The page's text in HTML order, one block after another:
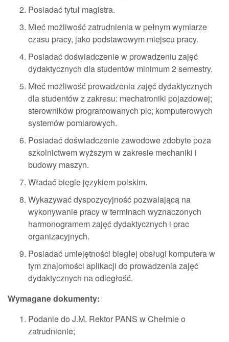
Posiadać tytuł magistra.
Mieć możliwość zatrudnienia w pełnym wymiarze
czasu pracy, jako podstawowym miejscu pracy.
Posiadać doświadczenie w prowadzeniu zajęć
dydaktycznych dla studentów minimum 2 semestry.
Mieć możliwość prowadzenia zajęć dydaktycznych
dla studentów z zakresu: mechatroniki pojazdowej;
sterowników programowanych plc; komputerowych
systemów pomiarowych.
Posiadać doświadczenie zawodowe zdobyte poza
szkolnictwem wyższym w zakresie mechaniki i
budowy maszyn.
Władać biegle językiem polskim.
Wykazywać dyspozycyjność pozwalającą na
wykonywanie pracy w terminach wyznaczonych
harmonogramem zajęć dydaktycznych i prac
organizacyjnych.
Posiadać umiejętności biegłej obsługi komputera w
tym znajomości aplikacji do prowadzenia zajęć
dydaktycznych na odległość.
Wymagane dokumenty:
Podanie do J.M. Rektor PANS w Chełmie o
zatrudnienie;